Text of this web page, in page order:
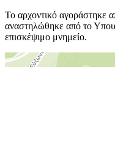
Το αρχοντικό αγοράστηκε
αναστηλώθηκε από το
επισκέψιμο μνημείο.
＋ －